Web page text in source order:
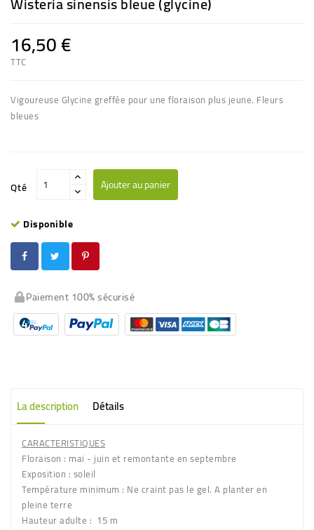
16,50 €
TTC
Vigoureuse Glycine greffée pour une floraison plus jeune. Fleurs
bleues
Qté Ajouter au panier
Disponible
Paiement 100% sécurisé
La description Détails
CARACTERISTIQUES
Floraison : mai - juin et remontante en septembre
Exposition : soleil
Température minimum : Ne craint pas le gel. A planter en
pleine terre
Hauteur adulte : 15 m